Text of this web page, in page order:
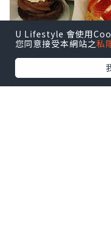
U Lifestyle 會使用
您同意接受本網站之私